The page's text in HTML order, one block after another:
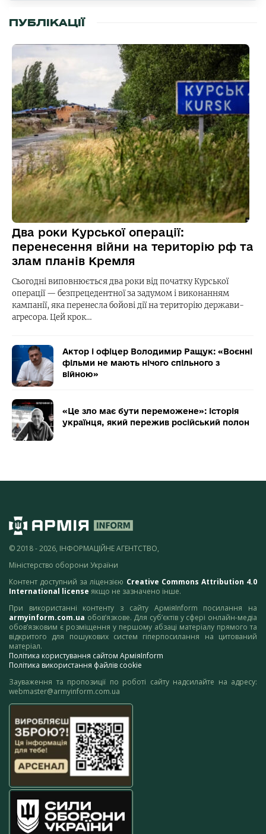
ПУБЛІКАЦІЇ
Два роки Курської операції:
перенесення війни на територію рф та
злам планів Кремля
Сьогодні виповнюється два роки від початку Курської
операції — безпрецедентної за задумом і виконанням
кампанії, яка перенесла бойові дії на територію держави-
агресора. Цей крок…
Актор і офіцер Володимир Ращук: «Воєнні
фільми не мають нічого спільного з
війною»
«Це зло має бути переможене»: історія
українця, який пережив російський полон
© 2018 - 2026, ІНФОРМАЦІЙНЕ АГЕНТСТВО,
Міністерство оборони України
Контент доступний за ліцензією Creative Commons Attribution 4.0
International license якщо не зазначено інше.
При використанні контенту з сайту АрміяInform посилання на
armyinform.com.ua обов’язкове. Для суб’єктів у сфері онлайн-медіа
обов’язковим є розміщення у першому абзаці матеріалу прямого та
відкритого для пошукових систем гіперпосилання на цитований
матеріал.
Політика користування сайтом АрміяInform
Політика використання файлів cookie
Зауваження та пропозиції по роботі сайту надсилайте на адресу:
webmaster@armyinform.com.ua